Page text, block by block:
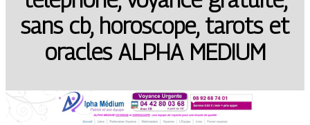
sans cb, horoscope, tarots et
oracles ALPHA MEDIUM